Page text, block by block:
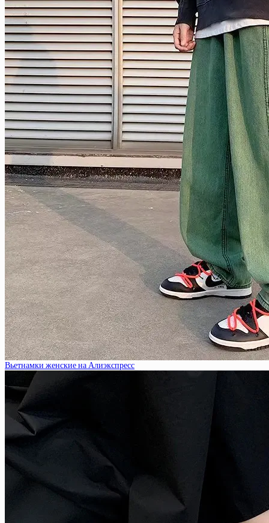
Вьетнамки женские на Алиэкспресс